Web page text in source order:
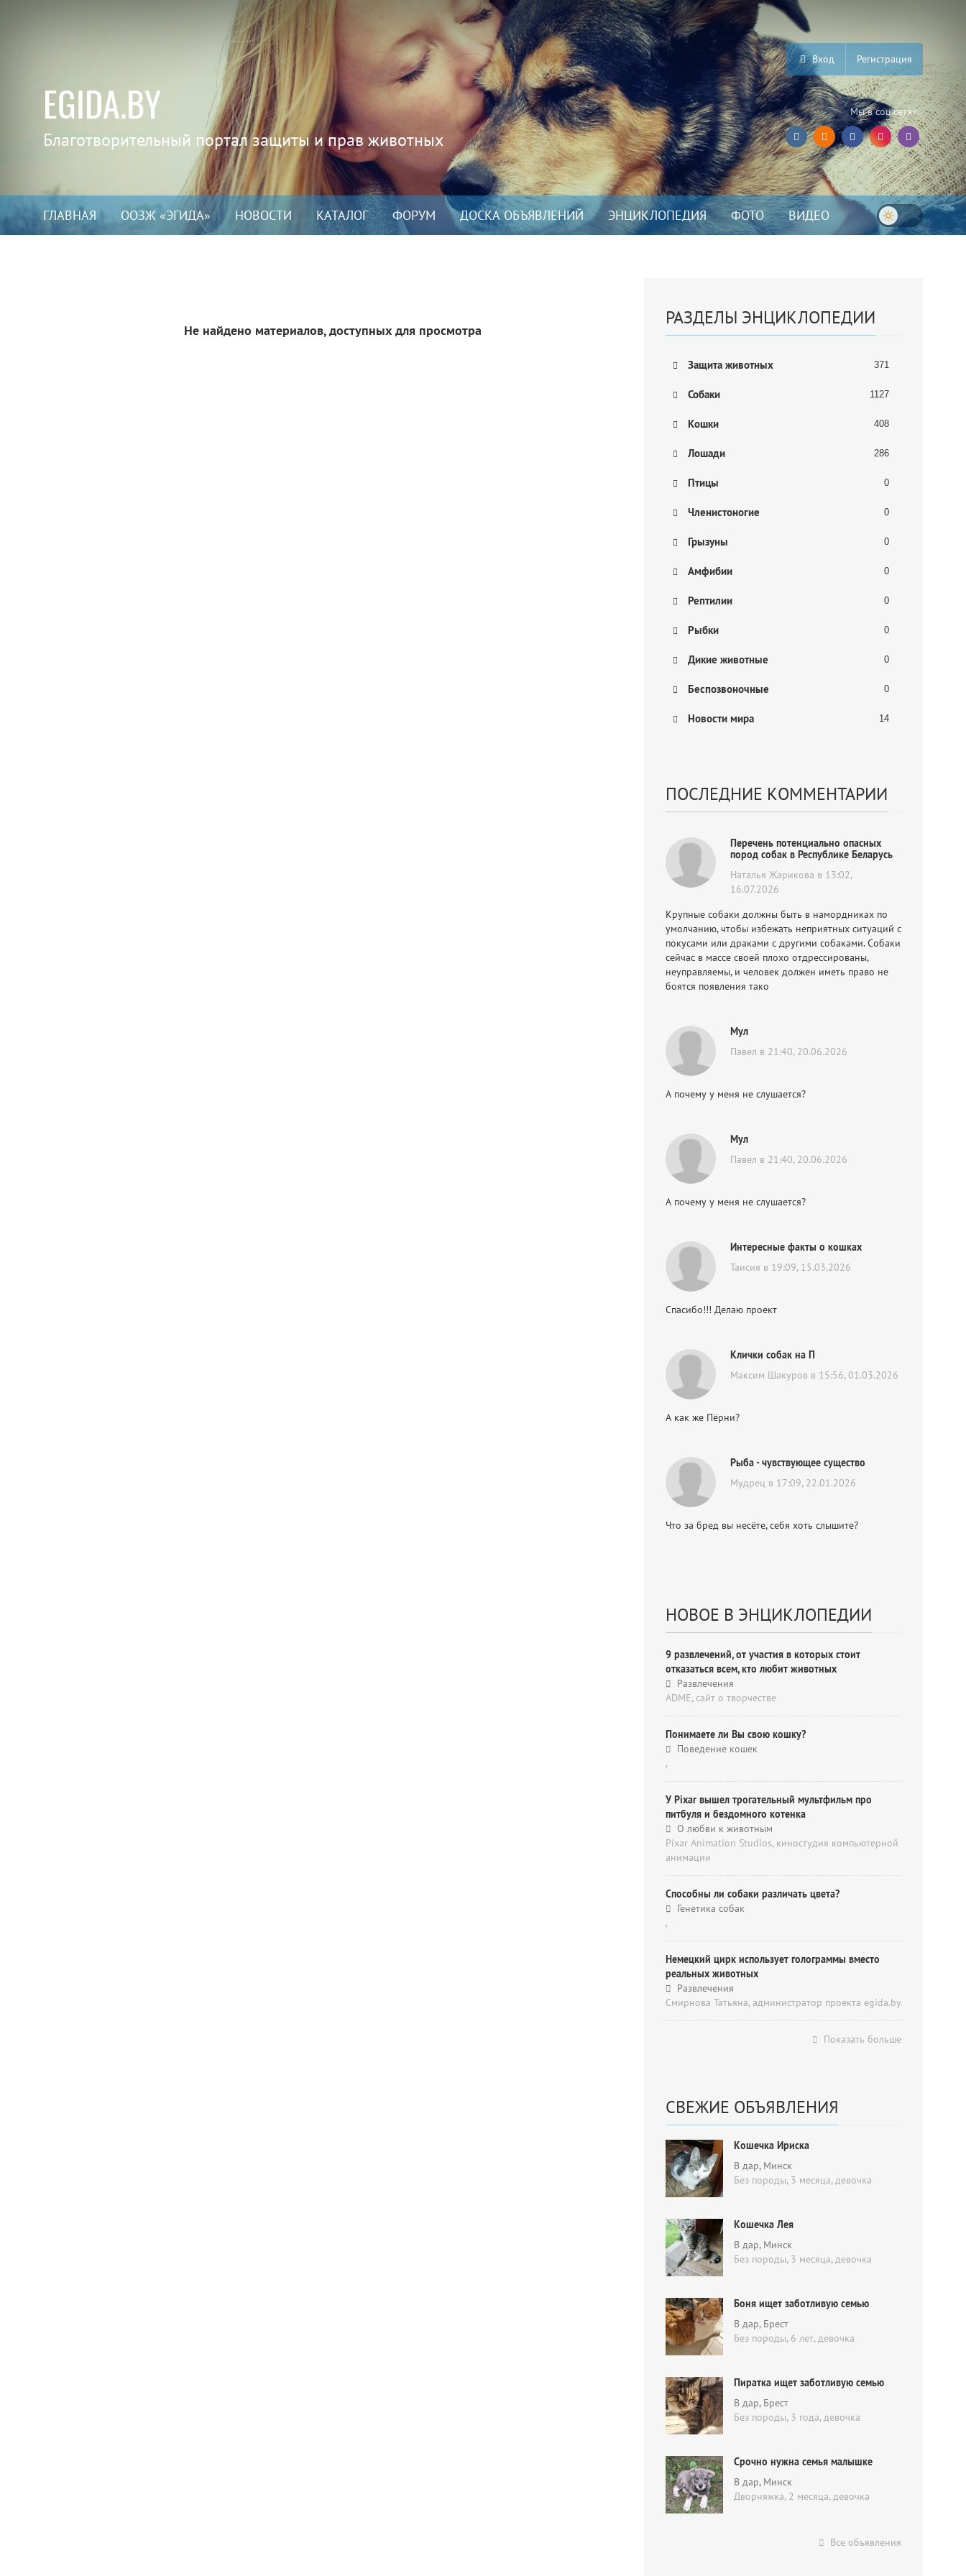
EGIDA.BY
Благотворительный портал защиты и прав животных
Вход Регистрация
Мы в соц.сетях:
ГЛАВНАЯ ООЗЖ «ЭГИДА» НОВОСТИ КАТАЛОГ ФОРУМ ДОСКА ОБЪЯВЛЕНИЙ ЭНЦИКЛОПЕДИЯ ФОТО ВИДЕО
Не найдено материалов, доступных для просмотра
РАЗДЕЛЫ ЭНЦИКЛОПЕДИИ
Защита животных 371
Собаки 1127
Кошки 408
Лошади 286
Птицы 0
Членистоногие 0
Грызуны 0
Амфибии 0
Рептилии 0
Рыбки 0
Дикие животные 0
Беспозвоночные 0
Новости мира 14
ПОСЛЕДНИЕ КОММЕНТАРИИ
Перечень потенциально опасных
пород собак в Республике Беларусь
Наталья Жарикова в 13:02,
16.07.2026
Крупные собаки должны быть в намордниках по
умолчанию, чтобы избежать неприятных ситуаций с
покусами или драками с другими собаками. Собаки
сейчас в массе своей плохо отдрессированы,
неуправляемы, и человек должен иметь право не
боятся появления тако
Мул
Павел в 21:40, 20.06.2026
А почему у меня не слушается?
Мул
Павел в 21:40, 20.06.2026
А почему у меня не слушается?
Интересные факты о кошках
Таисия в 19:09, 15.03.2026
Спасибо!!! Делаю проект
Клички собак на П
Максим Шакуров в 15:56, 01.03.2026
А как же Пёрни?
Рыба - чувствующее существо
Мудрец в 17:09, 22.01.2026
Что за бред вы несёте, себя хоть слышите?
НОВОЕ В ЭНЦИКЛОПЕДИИ
9 развлечений, от участия в которых стоит
отказаться всем, кто любит животных
Развлечения
ADME, cайт о творчестве
Понимаете ли Вы свою кошку?
Поведение кошек
,
У Pixar вышел трогательный мультфильм про
питбуля и бездомного котенка
О любви к животным
Pixar Animation Studios, киностудия компьютерной
анимации
Способны ли собаки различать цвета?
Генетика собак
,
Немецкий цирк использует голограммы вместо
реальных животных
Развлечения
Смирнова Татьяна, администратор проекта egida.by
Показать больше
СВЕЖИЕ ОБЪЯВЛЕНИЯ
Кошечка Ириска
В дар, Минск
Без породы, 3 месяца,девочка
Кошечка Лея
В дар, Минск
Без породы, 3 месяца,девочка
Боня ищет заботливую семью
В дар, Брест
Без породы, 6 лет,девочка
Пиратка ищет заботливую семью
В дар, Брест
Без породы, 3 года,девочка
Срочно нужна семья малышке
В дар, Минск
Дворняжка, 2 месяца,девочка
Все объявления